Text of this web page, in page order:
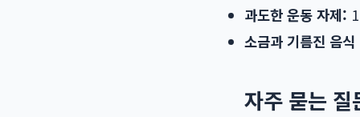
과도한 운동 자제:
소금과 기름진 음
자주 묻는